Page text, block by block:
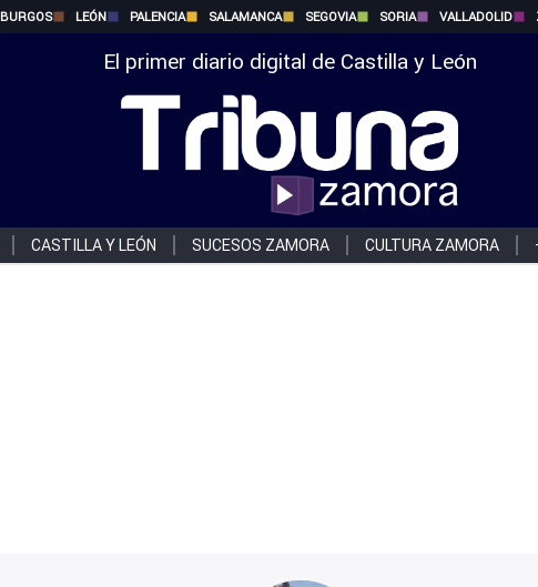
BURGOS LEÓN PALENCIA SALAMANCA SEGOVIA SORIA VALLADOLID
El primer diario digital de Castilla y León
CASTILLA Y LEÓN SUCESOS ZAMORA CULTURA ZAMORA